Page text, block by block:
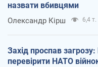
назвати вбивцями
Олександр Кірш 6,4 т.
Захід проспав
перевірити НАТО